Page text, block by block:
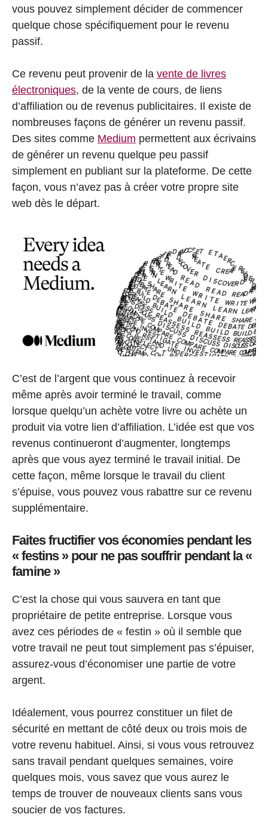
vous pouvez simplement décider de commencer
quelque chose spécifiquement pour le revenu
passif.
Ce revenu peut provenir de la vente de livres
électroniques, de la vente de cours, de liens
d’affiliation ou de revenus publicitaires. Il existe de
nombreuses façons de générer un revenu passif.
Des sites comme Medium permettent aux écrivains
de générer un revenu quelque peu passif
simplement en publiant sur la plateforme. De cette
façon, vous n’avez pas à créer votre propre site
web dès le départ.
C’est de l’argent que vous continuez à recevoir
même après avoir terminé le travail, comme
lorsque quelqu’un achète votre livre ou achète un
produit via votre lien d’affiliation. L’idée est que vos
revenus continueront d’augmenter, longtemps
après que vous ayez terminé le travail initial. De
cette façon, même lorsque le travail du client
s’épuise, vous pouvez vous rabattre sur ce revenu
supplémentaire.
Faites fructifier vos économies pendant les
« festins » pour ne pas souffrir pendant la «
famine »
C’est la chose qui vous sauvera en tant que
propriétaire de petite entreprise. Lorsque vous
avez ces périodes de « festin » où il semble que
votre travail ne peut tout simplement pas s’épuiser,
assurez-vous d’économiser une partie de votre
argent.
Idéalement, vous pourrez constituer un filet de
sécurité en mettant de côté deux ou trois mois de
votre revenu habituel. Ainsi, si vous vous retrouvez
sans travail pendant quelques semaines, voire
quelques mois, vous savez que vous aurez le
temps de trouver de nouveaux clients sans vous
soucier de vos factures.